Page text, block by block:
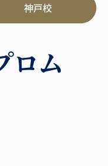
神戸校
ロム